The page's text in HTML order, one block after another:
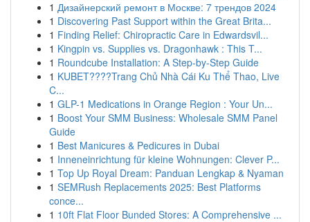
1 Дизайнерский ремонт в Москве: 7 трендов 2024
1 Discovering Past Support within the Great Brita...
1 Finding Relief: Chiropractic Care in Edwardsvil...
1 Kingpin vs. Supplies vs. Dragonhawk : This T...
1 Roundcube Installation: A Step-by-Step Guide
1 KUBET????️Trang Chủ Nhà Cái Ku Thể Thao, Live
C...
1 GLP-1 Medications in Orange Region : Your Un...
1 Boost Your SMM Business: Wholesale SMM Panel
Guide
1 Best Manicures & Pedicures in Dubai
1 Inneneinrichtung für kleine Wohnungen: Clever P...
1 Top Up Royal Dream: Panduan Lengkap & Nyaman
1 SEMRush Replacements 2025: Best Platforms
conce...
1 10ft Flat Floor Bunded Stores: A Comprehensive ...